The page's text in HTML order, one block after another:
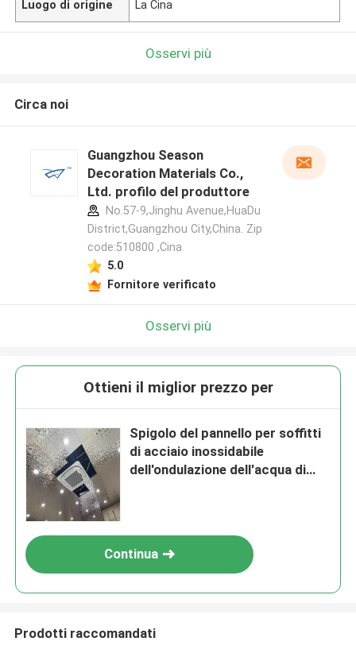
Luogo di origine La Cina
Osservi più
Circa noi
Guangzhou Season
Decoration Materials Co.,
Ltd. profilo del produttore
No.57-9,Jinghu Avenue,HuaDu
District,Guangzhou City,China. Zip
code:510800 ,Cina
5.0
Fornitore verificato
Osservi più
Ottieni il miglior prezzo per
Spigolo del pannello per soffitti
di acciaio inossidabile
dell'ondulazione dell'acqua di
Continua
Prodotti raccomandati